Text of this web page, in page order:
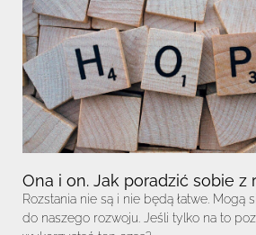
Ona i on. Jak poradzić sobie z
Rozstania nie są i nie będą łatwe. Mogą
do naszego rozwoju. Jeśli tylko na to